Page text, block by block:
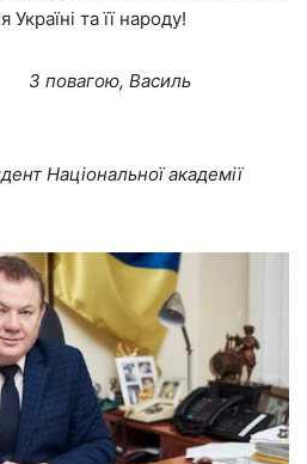
Україні та її народу!
Василь
академії